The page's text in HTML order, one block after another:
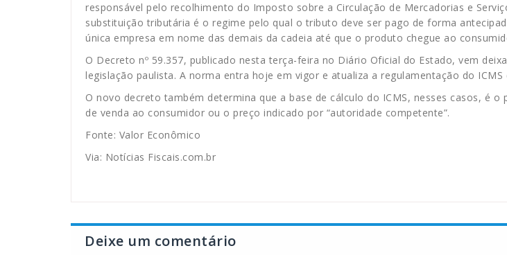
responsável pelo recolhimento do Imposto sobre a Circulação de Mercadorias e
substituição tributária é o regime pelo qual o tributo deve ser pago de forma
única empresa em nome das demais da cadeia até que o produto chegue ao
O Decreto nº 59.357, publicado nesta terça-feira no Diário Oficial do Estado, vem
legislação paulista. A norma entra hoje em vigor e atualiza a regulamentação do ICMS
O novo decreto também determina que a base de cálculo do ICMS, nesses casos, é o
de venda ao consumidor ou o preço indicado por “autoridade competente”.
Fonte: Valor Econômico
Via: Notícias Fiscais.com.br
Deixe um comentário